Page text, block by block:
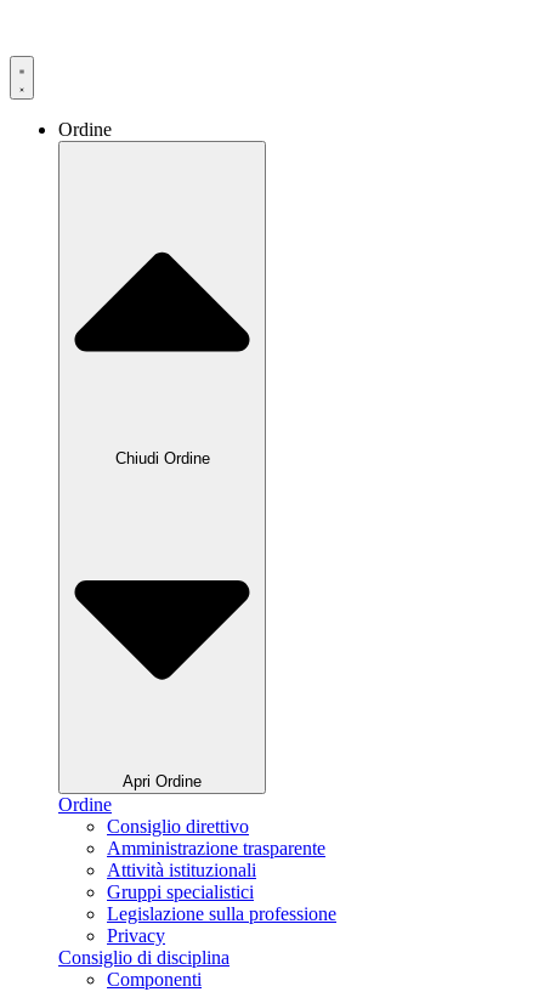
Ordine
Chiudi Ordine
Apri Ordine
Ordine
Consiglio direttivo
Amministrazione trasparente
Attività istituzionali
Gruppi specialistici
Legislazione sulla professione
Privacy
Consiglio di disciplina
Componenti